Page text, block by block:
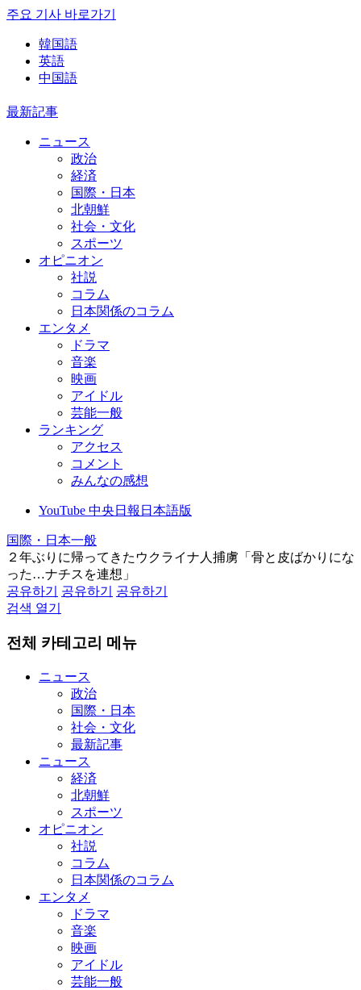
주요 기사 바로가기
韓国語
英語
中国語
最新記事
ニュース
政治
経済
国際・日本
北朝鮮
社会・文化
スポーツ
オピニオン
社説
コラム
日本関係のコラム
エンタメ
ドラマ
音楽
映画
アイドル
芸能一般
ランキング
アクセス
コメント
みんなの感想
YouTube 中央日報日本語版
国際・日本一般
２年ぶりに帰ってきたウクライナ人捕虜「骨と皮ばかりにな
った…ナチスを連想」
공유하기
공유하기
공유하기
검색 열기
전체 카테고리 메뉴
ニュース
政治
国際・日本
社会・文化
最新記事
ニュース
経済
北朝鮮
スポーツ
オピニオン
社説
コラム
日本関係のコラム
エンタメ
ドラマ
音楽
映画
アイドル
芸能一般